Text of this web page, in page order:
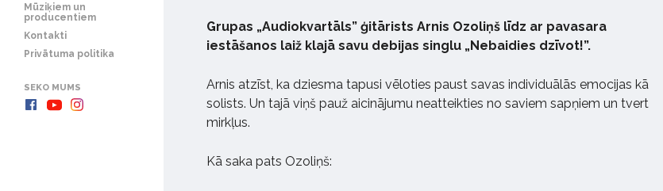
Mūziķiem un
producentiem
Kontakti
Privātuma politika
SEKO MUMS
Grupas „Audiokvartāls” ģitārists Arnis Ozoliņš līdz ar pavasara
iestāšanos laiž klajā savu debijas singlu „Nebaidies dzīvot!”.
Arnis atzīst, ka dziesma tapusi vēloties paust savas individuālās emocijas kā
solists. Un tajā viņš pauž aicinājumu neatteikties no saviem sapņiem un tvert
mirkļus.
Kā saka pats Ozoliņš: